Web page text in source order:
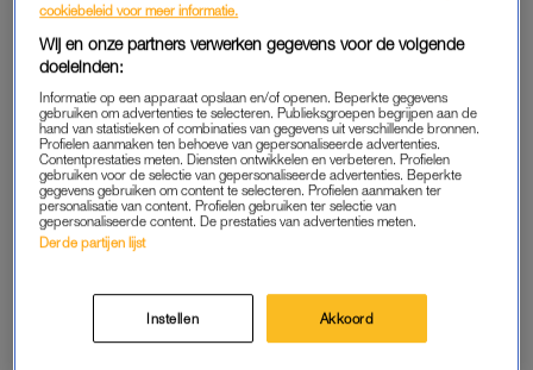
belde S. de vrouw meerdere keren met zijn privénummer. Hij
zou haar hebben gevraagd of ze goed voor zichzelf zorgde en
of ze alleen thuis was. Nadat bleek dat dat het geval was, ging
hij bij haar langs.
MASSAGE
Tijdens zijn bezoek zou hij hebben gemerkt dat de vrouw suf
en duizelig was. Hij zou haar benen hebben
ging hij daarna ook met zijn vingers bij haar naar binnen.
cookiebeleid voor meer informatie.
Wij en onze partners verwerken gegevens voor de volgende
doeleinden:
Informatie op een apparaat opslaan en/of openen. Beperkte gegevens
gebruiken om advertenties te selecteren. Publieksgroepen begrijpen aan de
hand van statistieken of combinaties van gegevens uit verschillende bronnen.
Profielen aanmaken ten behoeve van gepersonaliseerde advertenties.
Contentprestaties meten. Diensten ontwikkelen en verbeteren. Profielen
gebruiken voor de selectie van gepersonaliseerde advertenties. Beperkte
gegevens gebruiken om content te selecteren. Profielen aanmaken ter
personalisatie van content. Profielen gebruiken ter selectie van
gepersonaliseerde content. De prestaties van advertenties meten.
Derde partijen lijst
Instellen Akkoord